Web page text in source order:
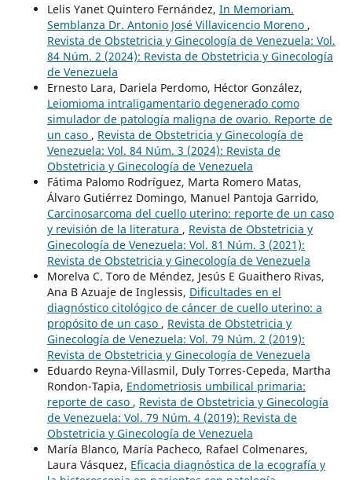
Lelis Yanet Quintero Fernández, In Memoriam.
Semblanza Dr. Antonio José Villavicencio Moreno ,
Revista de Obstetricia y Ginecología de Venezuela: Vol.
84 Núm. 2 (2024): Revista de Obstetricia y Ginecología
de Venezuela
Ernesto Lara, Dariela Perdomo, Héctor González,
Leiomioma intraligamentario degenerado como
simulador de patología maligna de ovario. Reporte de
un caso , Revista de Obstetricia y Ginecología de
Venezuela: Vol. 84 Núm. 3 (2024): Revista de
Obstetricia y Ginecología de Venezuela
Fátima Palomo Rodríguez, Marta Romero Matas,
Álvaro Gutiérrez Domingo, Manuel Pantoja Garrido,
Carcinosarcoma del cuello uterino: reporte de un caso
y revisión de la literatura , Revista de Obstetricia y
Ginecología de Venezuela: Vol. 81 Núm. 3 (2021):
Revista de Obstetricia y Ginecología de Venezuela
Morelva C. Toro de Méndez, Jesús E Guaithero Rivas,
Ana B Azuaje de Inglessis, Dificultades en el
diagnóstico citológico de cáncer de cuello uterino: a
propósito de un caso , Revista de Obstetricia y
Ginecología de Venezuela: Vol. 79 Núm. 2 (2019):
Revista de Obstetricia y Ginecología de Venezuela
Eduardo Reyna-Villasmil, Duly Torres-Cepeda, Martha
Rondon-Tapia, Endometriosis umbilical primaria:
reporte de caso , Revista de Obstetricia y Ginecología
de Venezuela: Vol. 79 Núm. 4 (2019): Revista de
Obstetricia y Ginecología de Venezuela
María Blanco, María Pacheco, Rafael Colmenares,
Laura Vásquez, Eficacia diagnóstica de la ecografía y